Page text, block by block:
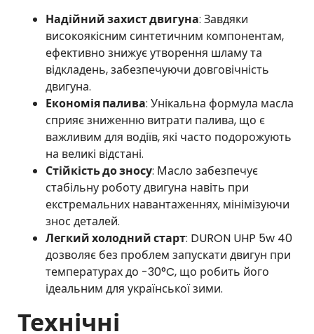
Надійний захист двигуна: Завдяки
високоякісним синтетичним компонентам,
ефективно знижує утворення шламу та
відкладень, забезпечуючи довговічність
двигуна.
Економія палива: Унікальна формула масла
сприяє зниженню витрати палива, що є
важливим для водіїв, які часто подорожують
на великі відстані.
Стійкість до зносу: Масло забезпечує
стабільну роботу двигуна навіть при
екстремальних навантаженнях, мінімізуючи
знос деталей.
Легкий холодний старт: DURON UHP 5w 40
дозволяє без проблем запускати двигун при
температурах до -30°C, що робить його
ідеальним для української зими.
Технічні